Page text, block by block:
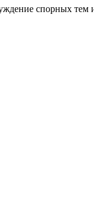
спорных тем